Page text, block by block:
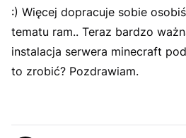
:) Więcej dopracuje sobie
tematu ram.. Teraz bardzo
instalacja serwera minecraft
to zrobić? Pozdrawiam.